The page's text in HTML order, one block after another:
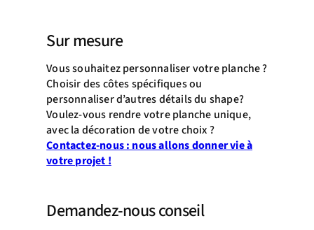
Sur mesure
Vous souhaitez personnaliser votre planche ?
Choisir des côtes spécifiques ou
personnaliser d’autres détails du shape?
Voulez-vous rendre votre planche unique,
avec la décoration de votre choix ?
Contactez-nous : nous allons donner vie à
votre projet !
Demandez-nous conseil